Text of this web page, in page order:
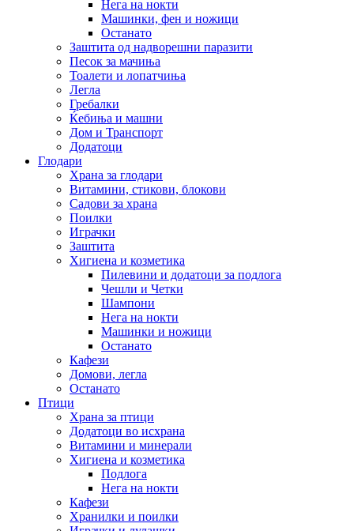
Нега на нокти
Машинки, фен и ножици
Останато
Заштита од надворешни паразити
Песок за мачиња
Тоалети и лопатчиња
Легла
Гребалки
Ќебиња и машни
Дом и Транспорт
Додатоци
Глодари
Храна за глодари
Витамини, стикови, блокови
Садови за храна
Поилки
Играчки
Заштита
Хигиена и козметика
Пилевини и додатоци за подлога
Чешли и Четки
Шампони
Нега на нокти
Машинки и ножици
Останато
Кафези
Домови, легла
Останато
Птици
Храна за птици
Додатоци во исхрана
Витамини и минерали
Хигиена и козметика
Подлога
Нега на нокти
Кафези
Хранилки и поилки